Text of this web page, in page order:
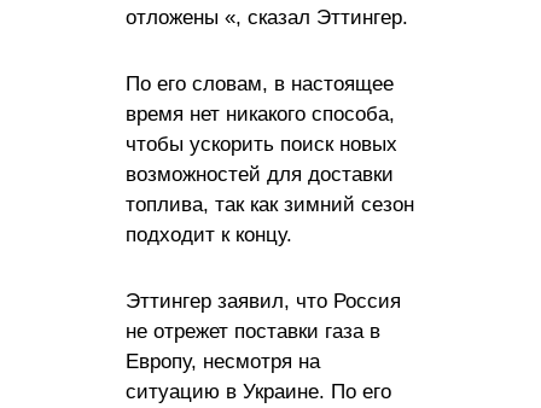
отложены «, сказал Эттингер.
По его словам, в настоящее
время нет никакого способа,
чтобы ускорить поиск новых
возможностей для доставки
топлива, так как зимний сезон
подходит к концу.
Эттингер заявил, что Россия
не отрежет поставки газа в
Европу, несмотря на
ситуацию в Украине. По его